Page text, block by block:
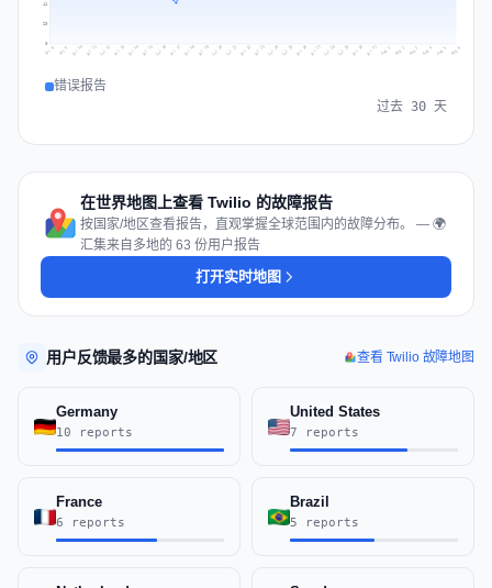
20
41
Jul 8 Jul 9 Jul 10 Jul 11 Jul 12 Jul 13 Jul 14 Jul 15 Jul 16 Jul 17 Jul 18 Jul 19 Jul 20 Jul 21 Jul 22 Jul 23 Jul 24 Jul 25 Jul 26 Jul 27 Jul 28 Jul 29 Jul 30 Jul 31 Aug 1 Aug 2 Aug 3 Aug 4 Aug 5 Aug 6
错误报告
过去 30 天
在世界地图上查看 Twilio 的故障报告
按国家/地区查看报告，直观掌握全球范围内的故障分布。 — 🌍
汇集来自多地的 63 份用户报告
打开实时地图
用户反馈最多的国家/地区 查看 Twilio 故障地图
Germany
10 reports
United States
7 reports
France
6 reports
Brazil
5 reports